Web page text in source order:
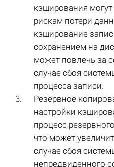
кэширования
рискам потери
кэширование
сохранением на
может повлечь за
случае сбоя
процесса записи.
Резервное
настройки
процесс
что может
случае сбоя
непредвиденного